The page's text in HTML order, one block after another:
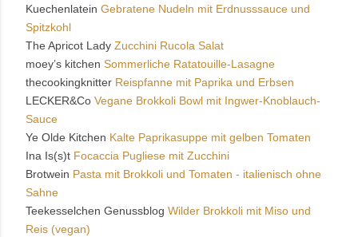
Kuechenlatein Gebratene Nudeln mit Erdnusssauce und
Spitzkohl
The Apricot Lady Zucchini Rucola Salat
moey’s kitchen Sommerliche Ratatouille-Lasagne
thecookingknitter Reispfanne mit Paprika und Erbsen
LECKER&Co Vegane Brokkoli Bowl mit Ingwer-Knoblauch-
Sauce
Ye Olde Kitchen Kalte Paprikasuppe mit gelben Tomaten
Ina Is(s)t Focaccia Pugliese mit Zucchini
Brotwein Pasta mit Brokkoli und Tomaten - italienisch ohne
Sahne
Teekesselchen Genussblog Wilder Brokkoli mit Miso und
Reis (vegan)